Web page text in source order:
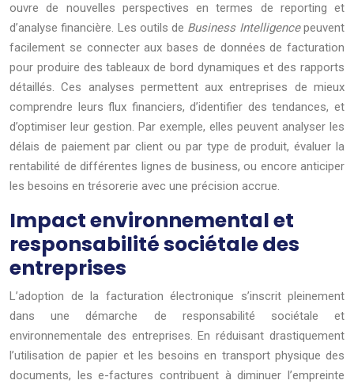
ouvre de nouvelles perspectives en termes de reporting et
d’analyse financière. Les outils de Business Intelligencepeuvent
facilement se connecter aux bases de données de facturation
pour produire des tableaux de bord dynamiques et des rapports
détaillés. Ces analyses permettent aux entreprises de mieux
comprendre leurs flux financiers, d’identifier des tendances, et
d’optimiser leur gestion. Par exemple, elles peuvent analyser les
délais de paiement par client ou par type de produit, évaluer la
rentabilité de différentes lignes de business, ou encore anticiper
les besoins en trésorerie avec une précision accrue.
Impact environnemental et
responsabilité sociétale des
entreprises
L’adoption de la facturation électronique s’inscrit pleinement
dans une démarche de responsabilité sociétale et
environnementale des entreprises. En réduisant drastiquement
l’utilisation de papier et les besoins en transport physique des
documents, les e-factures contribuent à diminuer l’empreinte